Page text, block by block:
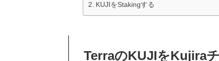
KUJIをStakingする
TerraのKUJIをKujira